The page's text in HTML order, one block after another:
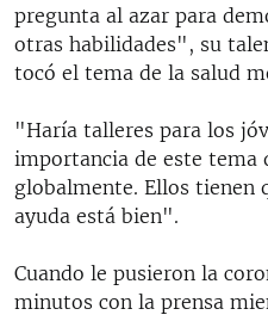
pregunta al azar para
otras habilidades", su
tocó el tema de la salud
"Haría talleres para los
importancia de este tema
globalmente. Ellos tienen
ayuda está bien".
Cuando le pusieron la
minutos con la prensa